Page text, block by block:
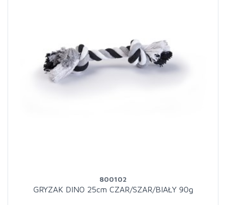
800102
GRYZAK DINO 25cm CZAR/SZAR/BIAŁY 90g